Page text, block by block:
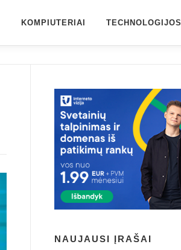
KOMPIUTERIAI TECHNOLOGIJOS
NAUJAUSI ĮRAŠAI